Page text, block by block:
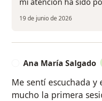
19 de junio de 2026
Ana María Salgado
Me sentí escuchada
mucho la primera